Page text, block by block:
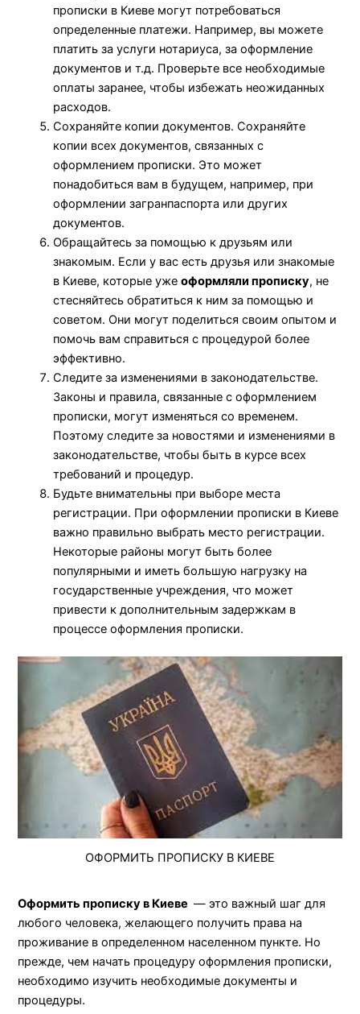
прописки в Киеве могут потребоваться
определенные платежи. Например, вы можете
платить за услуги нотариуса, за оформление
документов и т.д. Проверьте все необходимые
оплаты заранее, чтобы избежать неожиданных
расходов.
Сохраняйте копии документов. Сохраняйте
копии всех документов, связанных с
оформлением прописки. Это может
понадобиться вам в будущем, например, при
оформлении загранпаспорта или других
документов.
Обращайтесь за помощью к друзьям или
знакомым. Если у вас есть друзья или знакомые
в Киеве, которые ужеоформляли прописку, не
стесняйтесь обратиться к ним за помощью и
советом. Они могут поделиться своим опытом и
помочь вам справиться с процедурой более
эффективно.
Следите за изменениями в законодательстве.
Законы и правила, связанные с оформлением
прописки, могут изменяться со временем.
Поэтому следите за новостями и изменениями в
законодательстве, чтобы быть в курсе всех
требований и процедур.
Будьте внимательны при выборе места
регистрации. При оформлении прописки в Киеве
важно правильно выбрать место регистрации.
Некоторые районы могут быть более
популярными и иметь большую нагрузку на
государственные учреждения, что может
привести к дополнительным задержкам в
процессе оформления прописки.
ОФОРМИТЬ ПРОПИСКУ В КИЕВЕ
Оформить прописку в Киеве — это важный шаг для
любого человека, желающего получить права на
проживание в определенном населенном пункте. Но
прежде, чем начать процедуру оформления прописки,
необходимо изучить необходимые документы и
процедуры.